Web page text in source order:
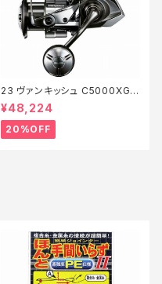
23 ヴァンキッシュ C5000XG
【特価リール】【20】
¥48,224
20%OFF